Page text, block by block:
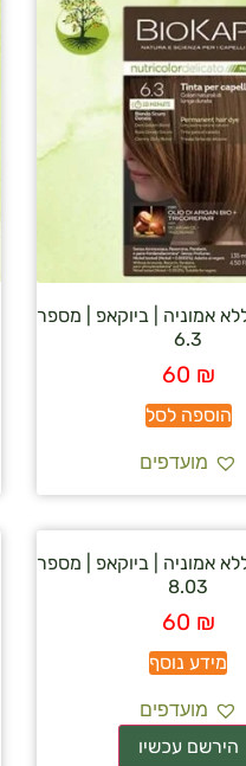
אמוניה | ביוקאפ | מספר
6.3
60 ₪
הוספה לסל
מועדפים
אמוניה | ביוקאפ | מספר
8.03
60 ₪
מידע נוסף
מועדפים